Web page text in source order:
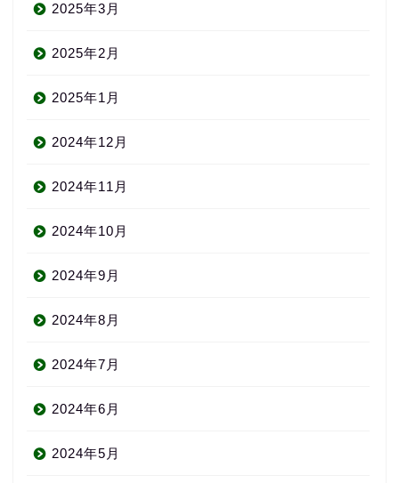
2025年3月
2025年2月
2025年1月
2024年12月
2024年11月
2024年10月
2024年9月
2024年8月
2024年7月
2024年6月
2024年5月